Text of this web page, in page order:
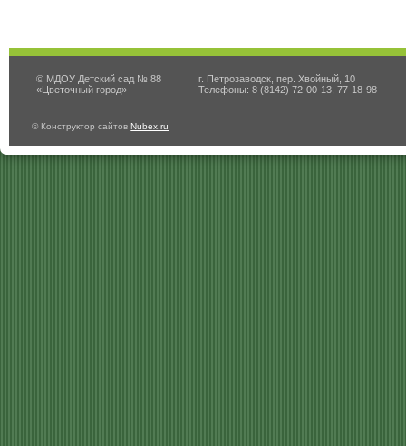
© МДОУ Детский сад № 88
«Цветочный город»
г. Петрозаводск, пер. Хвойный, 10
Телефоны: 8 (8142) 72-00-13, 77-18-98
© Конструктор сайтовNubex.ru